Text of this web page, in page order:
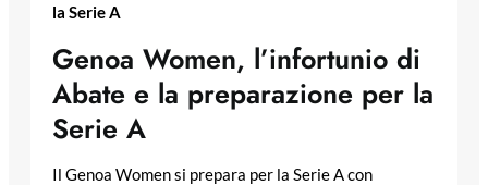
la Serie A
Genoa Women, l’infortunio di
Abate e la preparazione per la
Serie A
Il Genoa Women si prepara per la Serie A con